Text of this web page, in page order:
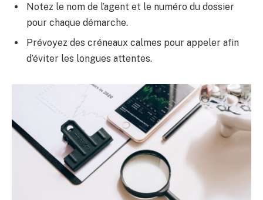
Notez le nom de l’agent et le numéro du dossier
pour chaque démarche.
Prévoyez des créneaux calmes pour appeler afin
d’éviter les longues attentes.